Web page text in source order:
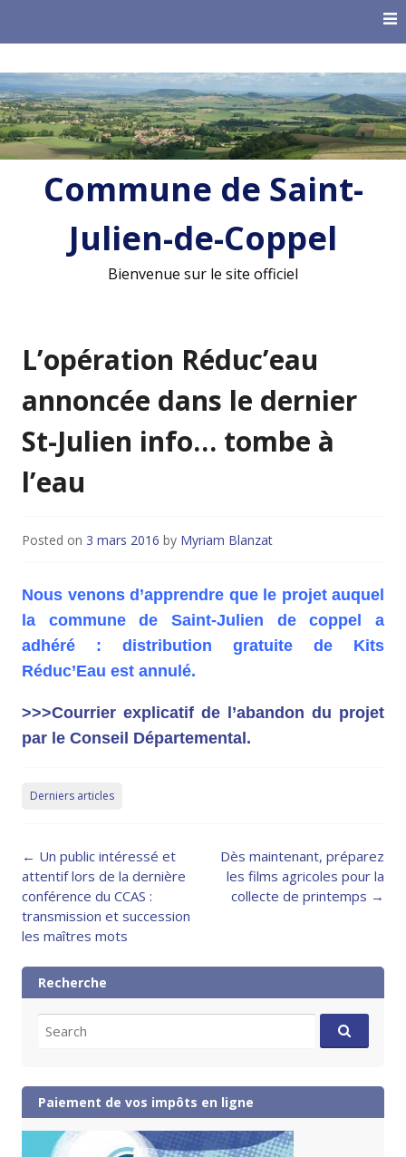
Commune de Saint-
Julien-de-Coppel
Bienvenue sur le site officiel
L’opération Réduc’eau
annoncée dans le dernier
St-Julien info… tombe à
l’eau
Posted on 3 mars 2016 by Myriam Blanzat
Nous venons d’apprendre que le projet auquel
la commune de Saint-Julien de coppel a
adhéré : distribution gratuite de Kits
Réduc’Eau est annulé.
>>>Courrier explicatif de l’abandon du projet
par le Conseil Départemental.
Derniers articles
Post
navigation
← Un public intéressé et
attentif lors de la dernière
conférence du CCAS :
transmission et succession
les maîtres mots
Dès maintenant, préparez
les films agricoles pour la
collecte de printemps →
Recherche
for:
Paiement de vos impôts en ligne